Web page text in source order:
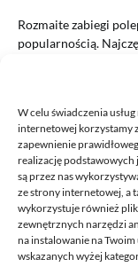
W celu świadczenia
internetowej korzystamy
zapewnienie
realizację podstawowych
są przez nas
ze strony internetowej, a
wykorzystuje również
zewnętrznych narzędzi
na instalowanie na
wskazanych wyżej
Rozmaite zabiegi
popularnością.
READ MORE